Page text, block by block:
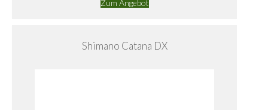
Zum Angebot
Shimano Catana DX